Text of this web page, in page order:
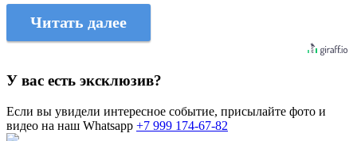
Читать далее
У вас есть эксклюзив?
Если вы увидели интересное событие, присылайте фото и
видео на наш Whatsapp +7 999 174-67-82